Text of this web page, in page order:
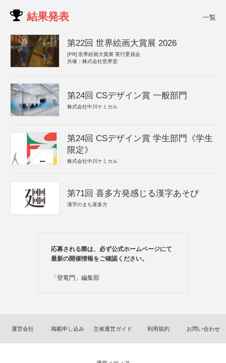
結果発表 一覧
第22回 世界絵画大賞展 2026
[PR] 世界絵画大賞展 実行委員会
共催：株式会社世界堂
第24回 CSデザイン賞 一般部門
株式会社中川ケミカル
第24回 CSデザイン賞 学生部門《学生
限定》
株式会社中川ケミカル
第71回 喜多方発感じる漢字あそび
漢字のまち喜多方
応募される際は、必ず公式ホームページにて
最新の開催情報をご確認ください。
「登竜門」編集部
運営会社 掲載申し込み 主催運営ガイド 利用規約 お問い合わせ